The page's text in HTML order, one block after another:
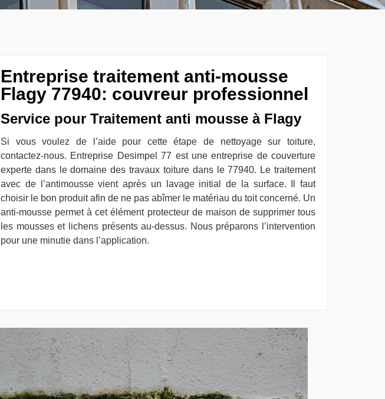
Entreprise traitement anti-mousse
Flagy 77940: couvreur professionnel
Service pour Traitement anti mousse à Flagy
Si vous voulez de l’aide pour cette étape de nettoyage sur toiture,
contactez-nous. Entreprise Desimpel 77 est une entreprise de couverture
experte dans le domaine des travaux toiture dans le 77940. Le traitement
avec de l’antimousse vient après un lavage initial de la surface. Il faut
choisir le bon produit afin de ne pas abîmer le matériau du toit concerné. Un
anti-mousse permet à cet élément protecteur de maison de supprimer tous
les mousses et lichens présents au-dessus. Nous préparons l’intervention
pour une minutie dans l’application.